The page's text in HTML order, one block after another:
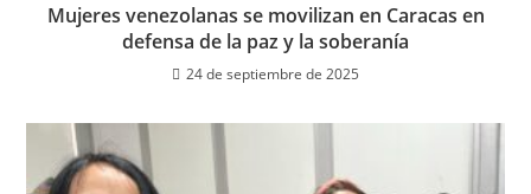
Mujeres venezolanas se movilizan en Caracas en
defensa de la paz y la soberanía
24 de septiembre de 2025